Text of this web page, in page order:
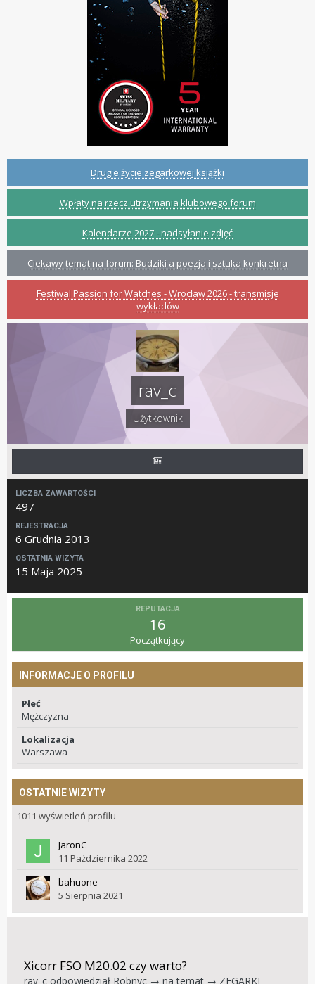
Drugie życie zegarkowej książki
Wpłaty na rzecz utrzymania klubowego forum
Kalendarze 2027 - nadsyłanie zdjęć
Ciekawy temat na forum: Budziki a poezja i sztuka konkretna
Festiwal Passion for Watches - Wrocław 2026 - transmisje
wykładów
rav_c
Użytkownik
LICZBA ZAWARTOŚCI
497
REJESTRACJA
6 Grudnia 2013
OSTATNIA WIZYTA
15 Maja 2025
REPUTACJA
16
Początkujący
INFORMACJE O PROFILU
Płeć
Mężczyzna
Lokalizacja
Warszawa
OSTATNIE WIZYTY
1011 wyświetleń profilu
JaronC
11 Października 2022
bahuone
5 Sierpnia 2021
Xicorr FSO M20.02 czy warto?
rav_c odpowiedział Robnyc → na temat → ZEGARKI